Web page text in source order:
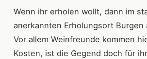
Wenn ihr erholen wollt, dann im
anerkannten Erholungsort Burgen
Vor allem Weinfreunde kommen
Kosten, ist die Gegend doch für